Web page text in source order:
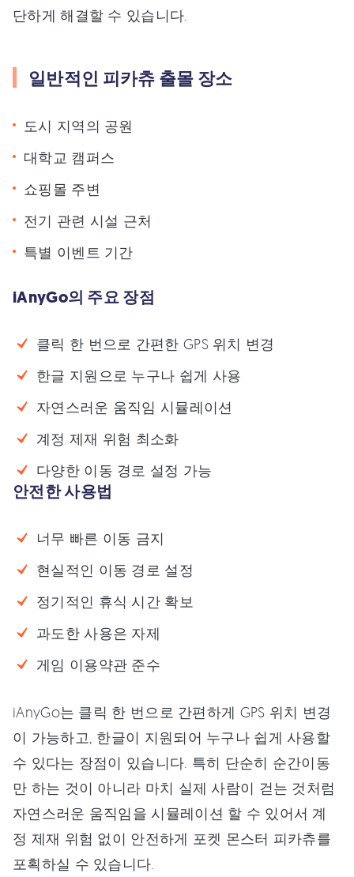
단하게 해결할 수 있습니다.
일반적인 피카츄 출몰 장소
도시 지역의 공원
대학교 캠퍼스
쇼핑몰 주변
전기 관련 시설 근처
특별 이벤트 기간
iAnyGo의 주요 장점
클릭 한 번으로 간편한 GPS 위치 변경
한글 지원으로 누구나 쉽게 사용
자연스러운 움직임 시뮬레이션
계정 제재 위험 최소화
다양한 이동 경로 설정 가능
안전한 사용법
너무 빠른 이동 금지
현실적인 이동 경로 설정
정기적인 휴식 시간 확보
과도한 사용은 자제
게임 이용약관 준수
iAnyGo는 클릭 한 번으로 간편하게 GPS 위치 변경
이 가능하고, 한글이 지원되어 누구나 쉽게 사용할
수 있다는 장점이 있습니다. 특히 단순히 순간이동
만 하는 것이 아니라 마치 실제 사람이 걷는 것처럼
자연스러운 움직임을 시뮬레이션 할 수 있어서 계
정 제재 위험 없이 안전하게 포켓 몬스터 피카츄를
포획하실 수 있습니다.